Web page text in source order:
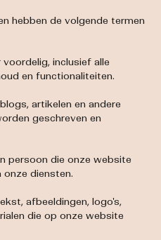
hebben de volgende termen
inclusief alle
en functionaliteiten.
artikelen en andere
geschreven en
persoon die onze website
diensten.
afbeeldingen, logo's,
die op onze website